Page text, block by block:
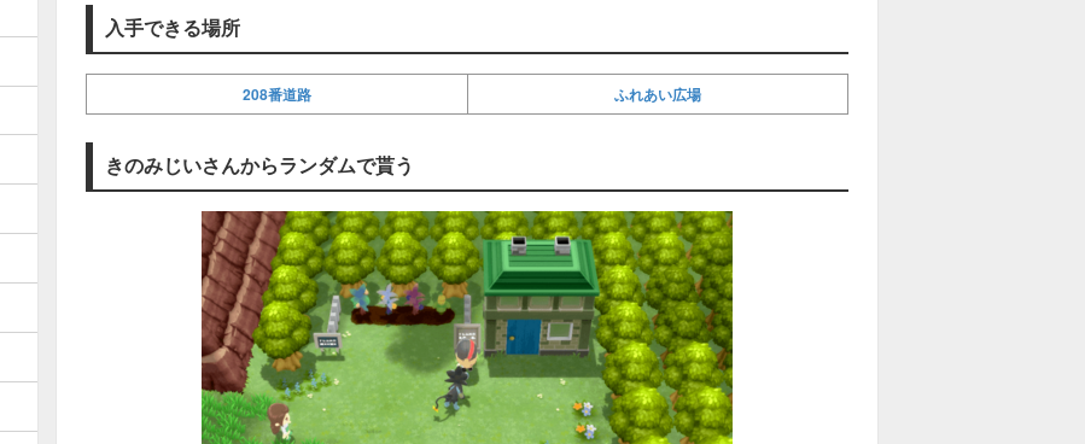
入手できる場所
208番道路 ふれあい広場
きのみじいさんからランダムで貰う